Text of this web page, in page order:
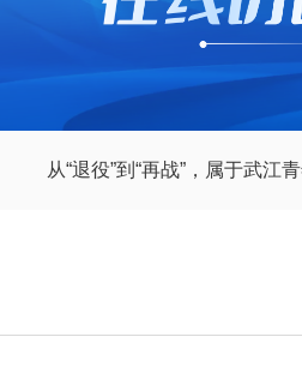
从“退役”到“再战”，属于武江